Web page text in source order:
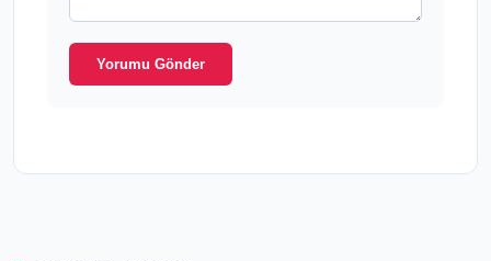
Yorumu Gönder